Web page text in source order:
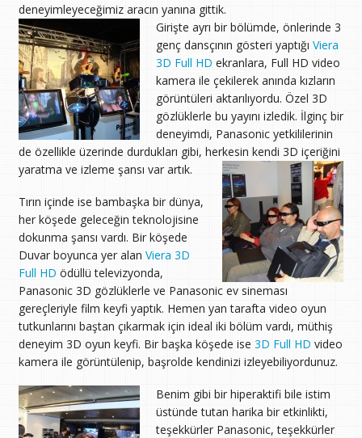
deneyimleyeceğimiz aracın yanına gittik.
Girişte ayrı bir bölümde, önlerinde 3
genç dansçının gösteri yaptığı Viera
3D Full HD ekranlara, Full HD video
kamera ile çekilerek anında kızların
görüntüleri aktarılıyordu. Özel 3D
gözlüklerle bu yayını izledik. İlginç bir
deneyimdi, Panasonic yetkililerinin
de özellikle üzerinde durdukları gibi, herkesin kendi 3D içeriğini
yaratma ve izleme şansı var artık.
Tırın içinde ise bambaşka bir dünya,
her köşede geleceğin teknolojisine
dokunma şansı vardı. Bir köşede
Duvar boyunca yer alan Viera 3D
Full HD ödüllü televizyonda,
Panasonic 3D gözlüklerle ve Panasonic ev sineması
gereçleriyle film keyfi yaptık. Hemen yan tarafta video oyun
tutkunlarını baştan çıkarmak için ideal iki bölüm vardı, müthiş
deneyim 3D oyun keyfi. Bir başka köşede ise 3D Full HD video
kamera ile görüntülenip, başrolde kendinizi izleyebiliyordunuz.
Benim gibi bir hiperaktifi bile istim
üstünde tutan harika bir etkinlikti,
teşekkürler Panasonic, teşekkürler